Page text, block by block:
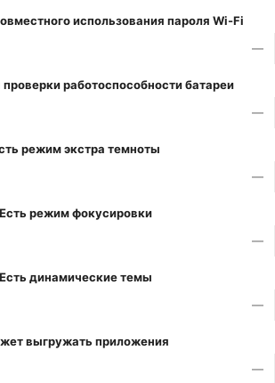
использования пароля Wi-Fi
—
работоспособности батареи
—
режим экстра темноты
—
Есть режим фокусировки
—
Есть динамические темы
—
выгружать приложения
—